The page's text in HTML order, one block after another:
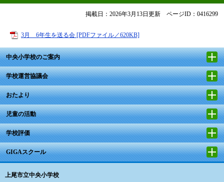
掲載日：2026年3月13日更新 ページID：0416299
3月 6年生を送る会 [PDFファイル／620KB]
中央小学校のご案内
学校運営協議会
おたより
児童の活動
学校評価
GIGAスクール
上尾市立中央小学校